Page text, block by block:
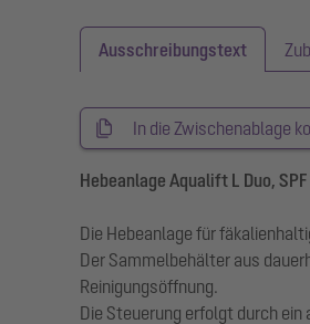
Ausschreibungstext
In die Zwischenablage
Hebeanlage Aqualift L Duo,
Die Hebeanlage für
Der Sammelbehälter aus
Reinigungsöffnung.
Die Steuerung erfolgt durch